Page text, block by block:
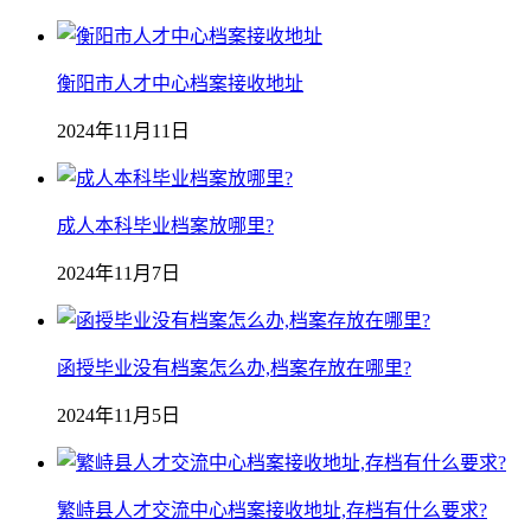
衡阳市人才中心档案接收地址
2024年11月11日
成人本科毕业档案放哪里?
2024年11月7日
函授毕业没有档案怎么办,档案存放在哪里?
2024年11月5日
繁峙县人才交流中心档案接收地址,存档有什么要求?